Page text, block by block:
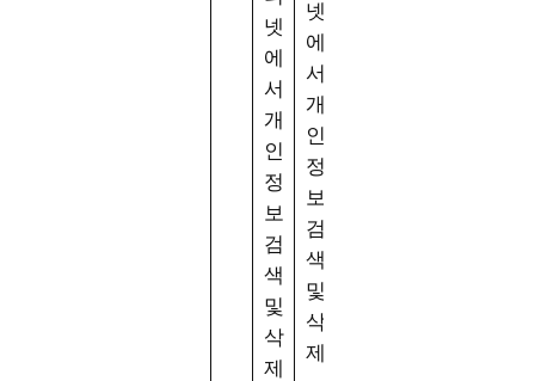
넷
에
서
개
인
정
보
검
색
및
삭
제
넷
에
서
개
인
정
보
검
색
및
삭
제